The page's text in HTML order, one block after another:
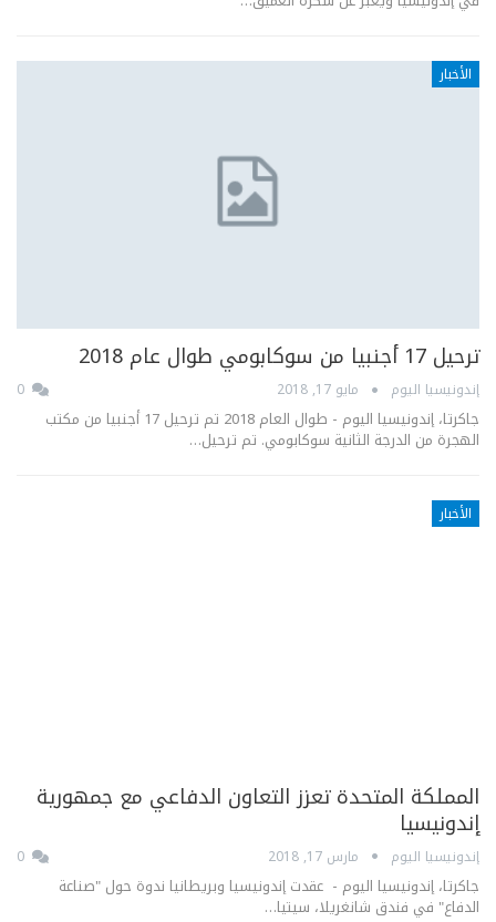
الأخبار
ترحيل 17 أجنبيا من سوكابومي طوال عام 2018
إندونيسيا اليوم مايو 17, 2018
جاكرتا، إندونيسيا اليوم - طوال العام 2018 تم ترحيل 17 أجنبيا من مكتب
الهجرة من الدرجة الثانية سوكابومي. تم ترحيل…
الأخبار
المملكة المتحدة تعزز التعاون الدفاعي مع جمهورية
إندونيسيا
إندونيسيا اليوم مارس 17, 2018
جاكرتا، إندونيسيا اليوم - عقدت إندونيسيا وبريطانيا ندوة حول "صناعة
الدفاع" في فندق شانغريلا، سيتيا…